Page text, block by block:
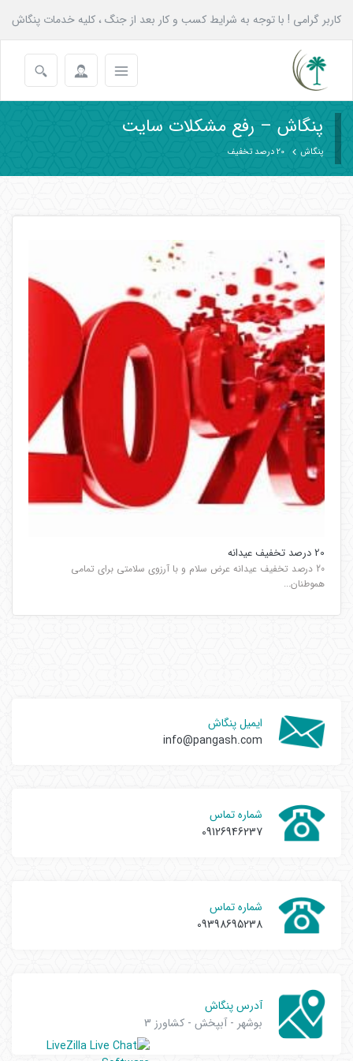
کاربر گرامی ! با توجه به شرایط کسب و کار بعد از جنگ ، کلیه خدمات پنگاش
به همه عزیزان تا پایان شهریور با 20 درصد تخفیف انجام می شود.
پنگاش – رفع مشکلات سایت
پنگاش 20 درصد تخفیف
20 درصد تخفیف عیدانه
20 درصد تخفیف عیدانه عرض سلام و با آرزوی سلامتی برای تمامی
هموطنان...
ایمیل پنگاش
info@pangash.com
شماره تماس
09126946237
شماره تماس
09398695238
آدرس پنگاش
بوشهر - آبپخش - کشاورز 3